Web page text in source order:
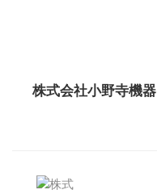
株式会社小野寺機器